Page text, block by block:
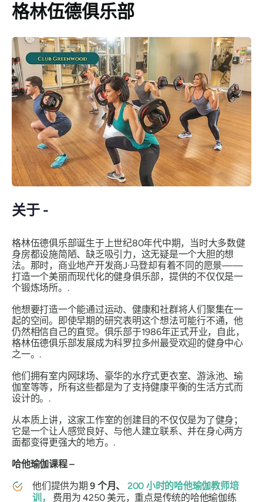
格林伍德俱乐部
关于 -
格林伍德俱乐部诞生于上世纪80年代中期，当时大多数健
身房都设施简陋、缺乏吸引力，这无疑是一个大胆的想
法。那时，商业地产开发商J·马登却有着不同的愿景——
打造一个美丽而现代化的健身俱乐部，提供的不仅仅是一
个锻炼场所。.
他想要打造一个能通过运动、健康和社群将人们聚集在一
起的空间。即使早期的研究表明这个想法可能行不通，他
仍然相信自己的直觉。俱乐部于1986年正式开业，自此，
格林伍德俱乐部发展成为科罗拉多州最受欢迎的健身中心
之一。.
他们拥有室内网球场、豪华的水疗式更衣室、游泳池、瑜
伽室等等，所有这些都是为了支持健康平衡的生活方式而
设计的。.
从本质上讲，这家工作室的创建目的不仅仅是为了健身；
它是一个让人感觉良好、与他人建立联系、并在身心两方
面都变得更强大的地方。.
哈他瑜伽课程 –
他们提供为期9 个月、 200 小时的哈他瑜伽教师培
训，
费用为 4250 美元，重点是传统的哈他瑜伽练